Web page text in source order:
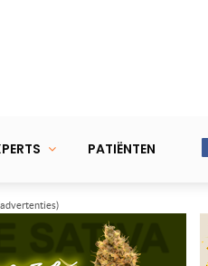
PATIËNTEN